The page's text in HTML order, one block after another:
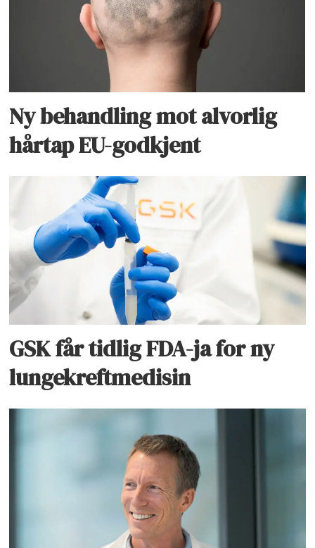
Ny behandling mot alvorlig
hårtap EU-godkjent
GSK får tidlig FDA-ja for ny
lungekreftmedisin